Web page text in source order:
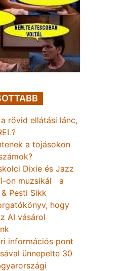
rövid ellátási lánc,
a tojásokon
Dixie és Jazz
on muzsikál a
Pesti Sikk
hogy
AI vásárol
információs pont
ünnepelte 30